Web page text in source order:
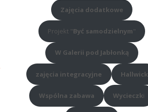
Zajęcia dodatkowe
Projekt "Być samodzielnym "
W Galerii pod Jabłonką
zajęcia integracyjne Hallwick
Wspólna zabawa Wycieczki